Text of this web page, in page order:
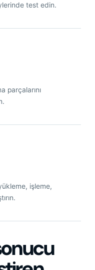
test edin.
parçalarını
işleme,